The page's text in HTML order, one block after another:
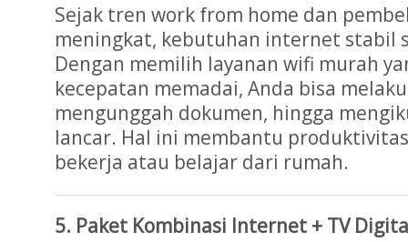
Sejak tren work from home dan
meningkat, kebutuhan internet stabil
Dengan memilih layanan wifi murah
kecepatan memadai, Anda bisa
mengunggah dokumen, hingga
lancar. Hal ini membantu
bekerja atau belajar dari rumah.
5. Paket Kombinasi Internet + TV